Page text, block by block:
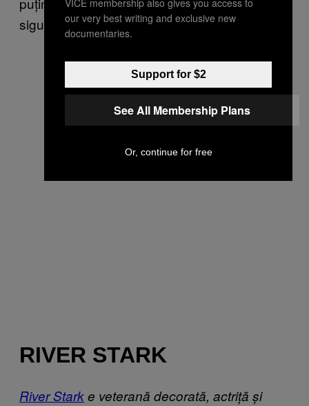
sigure de întâlnire.
RIVER STARK
River Starke veterană decorată, actriță și
our very best writing and exclusive new
documentaries.
Support for $2
See All Membership Plans
Or, continue for free